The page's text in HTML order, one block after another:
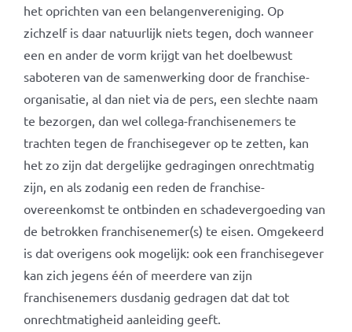
het oprichten van een belangenvereniging. Op
zichzelf is daar natuurlijk niets tegen, doch wanneer
een en ander de vorm krijgt van het doelbewust
saboteren van de samenwerking door de franchise-
organisatie, al dan niet via de pers, een slechte naam
te bezorgen, dan wel collega-franchisenemers te
trachten tegen de franchisegever op te zetten, kan
het zo zijn dat dergelijke gedragingen onrechtmatig
zijn, en als zodanig een reden de franchise-
overeenkomst te ontbinden en schadevergoeding van
de betrokken franchisenemer(s) te eisen. Omgekeerd
is dat overigens ook mogelijk: ook een franchisegever
kan zich jegens één of meerdere van zijn
franchisenemers dusdanig gedragen dat dat tot
onrechtmatigheid aanleiding geeft.